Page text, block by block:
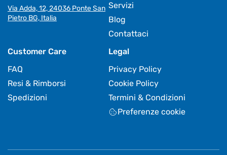
Via Adda, 12, 24036 Ponte San
Pietro BG, Italia
Servizi
Blog
Contattaci
Customer Care
FAQ
Resi & Rimborsi
Spedizioni
Legal
Privacy Policy
Cookie Policy
Termini & Condizioni
Preferenze cookie